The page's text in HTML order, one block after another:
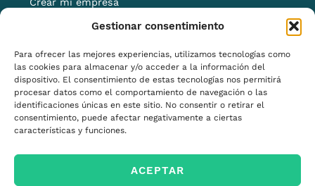
Gestionar consentimiento
Para ofrecer las mejores experiencias, utilizamos tecnologías como
las cookies para almacenar y/o acceder a la información del
dispositivo. El consentimiento de estas tecnologías nos permitirá
procesar datos como el comportamiento de navegación o las
identificaciones únicas en este sitio. No consentir o retirar el
consentimiento, puede afectar negativamente a ciertas
características y funciones.
ACEPTAR
Crear mi empresa
Impulso del comercio local
Comercio exterior
Marca y posicionamiento
Infraestructuras industriales